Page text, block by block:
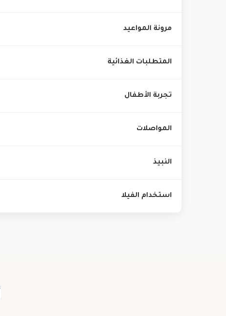
مرونة المواعيد
المتطلبات الغذائية
تجربة الأطفال
المواصلات
النبيذ
استخدام الفيلا